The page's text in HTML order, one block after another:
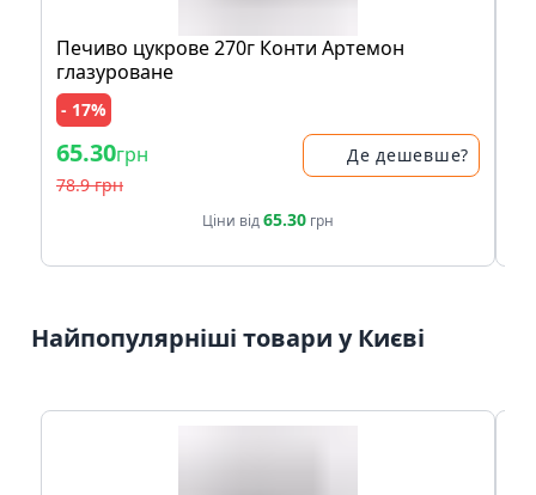
Печиво цукрове 270г Конти Артемон
глазуроване
- 17%
65.30грн
78.9 грн
Де дешевше?
Ціни від65.30 грн
Найпопулярніші товари у Києві